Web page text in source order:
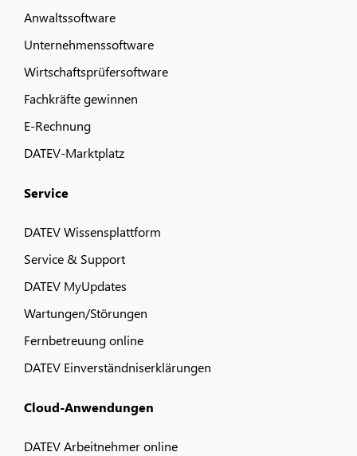
Anwaltssoftware
Unternehmenssoftware
Wirtschaftsprüfersoftware
Fachkräfte gewinnen
E-Rechnung
DATEV-Marktplatz
Service
DATEV Wissensplattform
Service & Support
DATEV MyUpdates
Wartungen/Störungen
Fernbetreuung online
DATEV Einverständniserklärungen
Cloud-Anwendungen
DATEV Arbeitnehmer online